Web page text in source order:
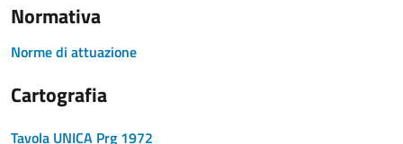
Normativa
Norme di attuazione
Cartografia
Tavola UNICA Prg 1972